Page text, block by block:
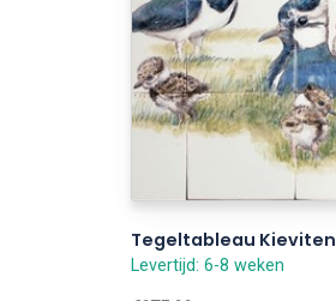
Tegeltableau Kieviten
Levertijd: 6-8 weken